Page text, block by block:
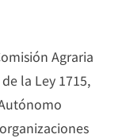
Agraria
la Ley 1715,